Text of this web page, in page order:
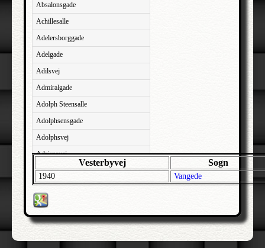
Absalonsgade
Achillesalle
Adelersborggade
Adelgade
Adilsvej
Admiralgade
Adolph Steensalle
Adolphsensgade
Adolphsvej
Adriansvej
Aftenbakken
Agavevej
Agerlandsvej
Agermosen
Vesterbyvej Sogn
1940 Vangede